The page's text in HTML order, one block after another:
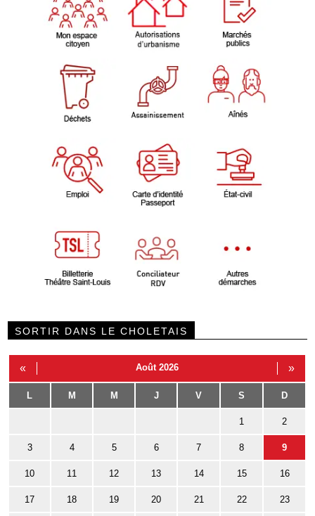
SORTIR DANS LE CHOLETAIS
« Août 2026 »
L M M J V S D
1 2
3 4 5 6 7 8 9
10 11 12 13 14 15 16
17 18 19 20 21 22 23